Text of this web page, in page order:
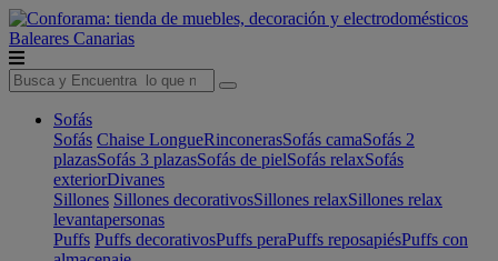
Baleares Canarias
Sofás
Sofás Chaise LongueRinconerasSofás camaSofás 2
plazasSofás 3 plazasSofás de pielSofás relaxSofás
exteriorDivanes
Sillones Sillones decorativosSillones relaxSillones relax
levantapersonas
Puffs Puffs decorativosPuffs peraPuffs reposapiésPuffs con